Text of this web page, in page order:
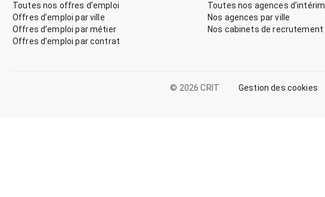
Toutes nos offres d’emploi
Offres d’emploi par ville
Offres d’emploi par métier
Offres d’emploi par contrat
Toutes nos agences d’intérim
Nos agences par ville
Nos cabinets de recrutement
© 2026 CRIT Gestion des cookies